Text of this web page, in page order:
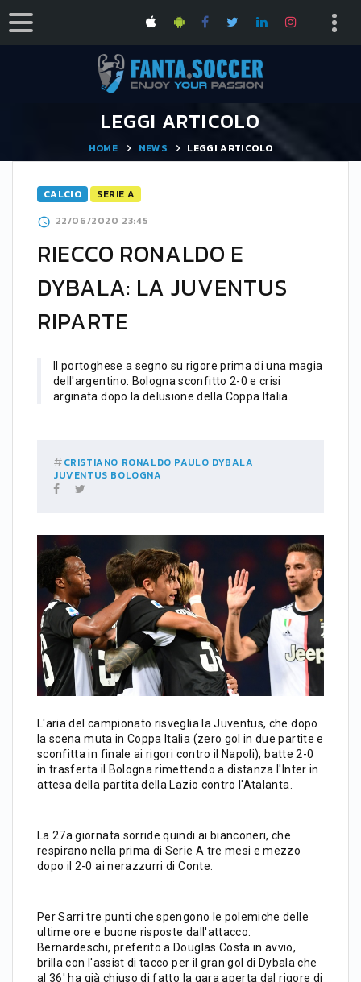
LEGGI ARTICOLO
HOME NEWS LEGGI ARTICOLO
CALCIO
SERIE A
22/06/2020 23:45
RIECCO RONALDO E
DYBALA: LA JUVENTUS
RIPARTE
Il portoghese a segno su rigore prima di una magia
dell'argentino: Bologna sconfitto 2-0 e crisi
arginata dopo la delusione della Coppa Italia.
CRISTIANO RONALDO PAULO DYBALA
JUVENTUS BOLOGNA
L'aria del campionato risveglia la Juventus, che dopo
la scena muta in Coppa Italia (zero gol in due partite e
sconfitta in finale ai rigori contro il Napoli), batte 2-0
in trasferta il Bologna rimettendo a distanza l'Inter in
attesa della partita della Lazio contro l'Atalanta.
La 27a giornata sorride quindi ai bianconeri, che
respirano nella prima di Serie A tre mesi e mezzo
dopo il 2-0 ai nerazzurri di Conte.
Per Sarri tre punti che spengono le polemiche delle
ultime ore e buone risposte dall'attacco:
Bernardeschi, preferito a Douglas Costa in avvio,
brilla con l'assist di tacco per il gran gol di Dybala che
al 36' ha già chiuso di fatto la gara aperta dal rigore di